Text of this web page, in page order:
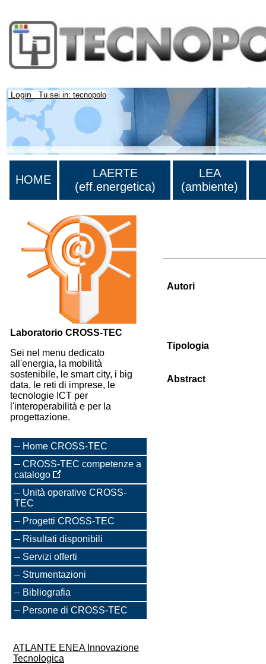
Login Tu sei in: tecnopolo
HOME
LAERTE
(eff.energetica)
LEA
(ambiente)
Laboratorio CROSS-TEC
Sei nel menu dedicato
all'energia, la mobilità
sostenibile, le smart city, i big
data, le reti di imprese, le
tecnologie ICT per
l'interoperabilità e per la
progettazione.
Home CROSS-TEC
CROSS-TEC competenze a
catalogo
Unità operative CROSS-
TEC
Progetti CROSS-TEC
Risultati disponibili
Servizi offerti
Strumentazioni
Bibliografia
Persone di CROSS-TEC
ATLANTE ENEA Innovazione
Tecnologica
Autori
Tipologia
Abstract